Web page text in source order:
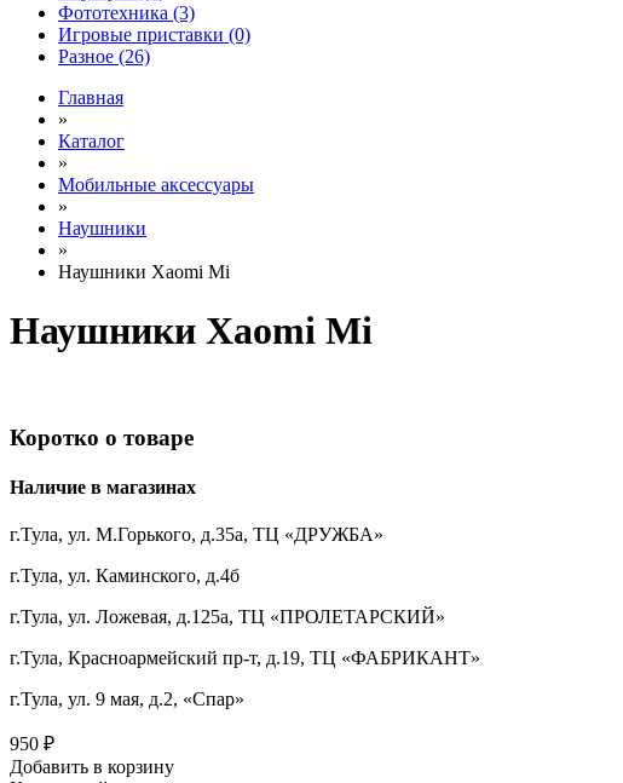
Фототехника (3)
Игровые приставки (0)
Разное (26)
Главная
»
Каталог
»
Мобильные аксессуары
»
Наушники
»
Наушники Xaomi Mi
Наушники Xaomi Mi
Коротко о товаре
Наличие в магазинах
г.Тула, ул. М.Горького, д.35а, ТЦ «ДРУЖБА»
г.Тула, ул. Каминского, д.4б
г.Тула, ул. Ложевая, д.125а, ТЦ «ПРОЛЕТАРСКИЙ»
г.Тула, Красноармейский пр-т, д.19, ТЦ «ФАБРИКАНТ»
г.Тула, ул. 9 мая, д.2, «Спар»
950 ₽
Добавить в корзину